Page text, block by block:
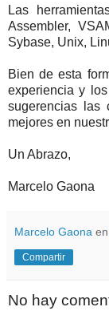
Las
Assembler,
Sybase, Unix,
Bien de esta
experiencia y
sugerencias las
mejores en
Un Abrazo,
Marcelo Gaona
Marcelo Gaona en
Compartir
No hay